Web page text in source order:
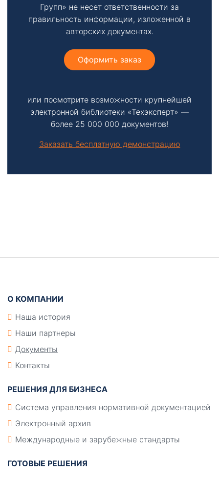
Групп» не несет ответственности за
правильность информации, изложенной в
авторских документах.
Оформить заказ
или посмотрите возможности крупнейшей
электронной библиотеки «Техэксперт» —
более 25 000 000 документов!
Заказать бесплатную демонстрацию
О КОМПАНИИ
Наша история
Наши партнеры
Документы
Контакты
РЕШЕНИЯ ДЛЯ БИЗНЕСА
Система управления нормативной документацией
Электронный архив
Международные и зарубежные стандарты
ГОТОВЫЕ РЕШЕНИЯ